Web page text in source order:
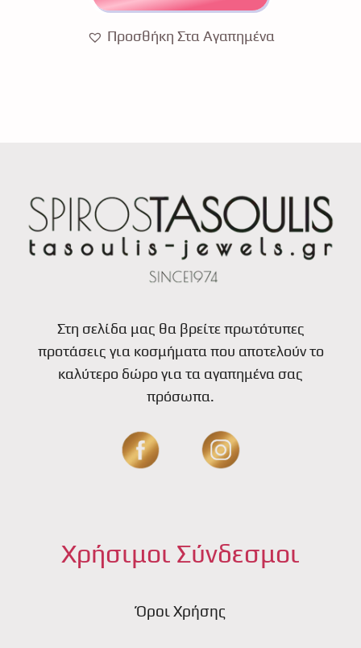
Προσθήκη Στα Αγαπημένα
Στη σελίδα μας θα βρείτε πρωτότυπες
προτάσεις για κοσμήματα που αποτελούν το
καλύτερο δώρο για τα αγαπημένα σας
πρόσωπα.
Χρήσιμοι Σύνδεσμοι
Όροι Χρήσης